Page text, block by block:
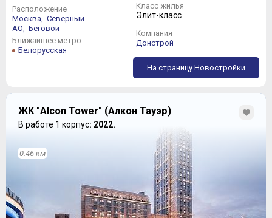
Расположение
Москва,
Северный
АО,
Беговой
Ближайшее метро
Белорусская
Класс жилья
Элит-класс
Компания
Донстрой
На страницу Новостройки
ЖК "Alcon Tower" (Алкон Тауэр)
В работе 1 корпус: 2022.
0.46 км